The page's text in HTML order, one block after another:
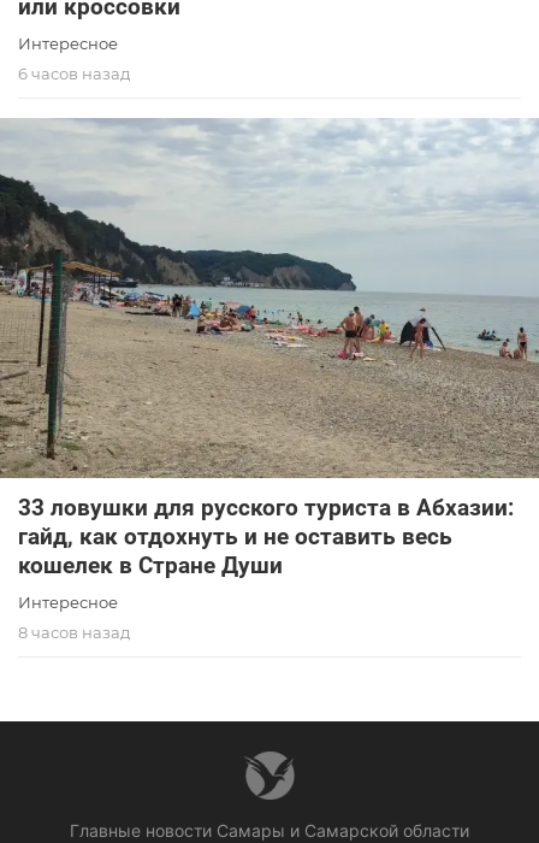
или кроссовки
Интересное
6 часов назад
33 ловушки для русского туриста в Абхазии:
гайд, как отдохнуть и не оставить весь
кошелек в Стране Души
Интересное
8 часов назад
Главные новости Самары и Самарской области